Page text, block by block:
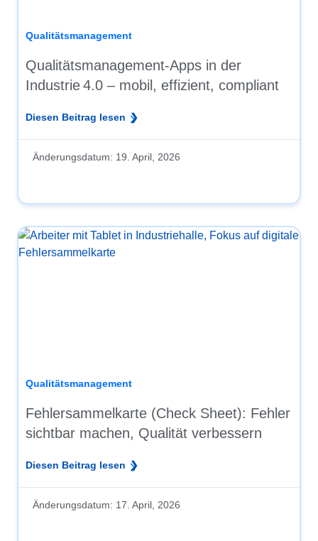
Qualitätsmanagement
Qualitätsmanagement‑Apps in der
Industrie 4.0 – mobil, effizient, compliant
Diesen Beitrag lesen
Änderungsdatum: 19. April, 2026
Qualitätsmanagement
Fehlersammelkarte (Check Sheet): Fehler
sichtbar machen, Qualität verbessern
Diesen Beitrag lesen
Änderungsdatum: 17. April, 2026